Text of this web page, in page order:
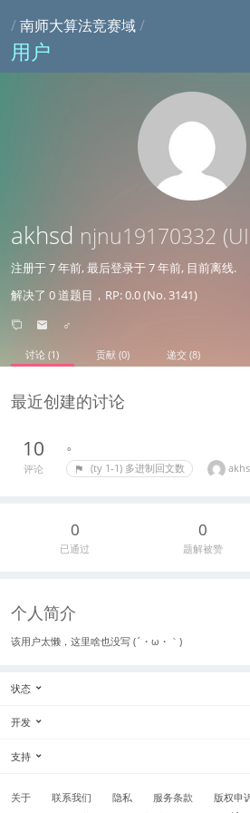
/南师大算法竞赛域/
用户
akhsd njnu19170332
注册于7 年前, 最后登录于7 年前, 目前离线.
解决了 0 道题目，RP: 0.0 (No. 3141)
♂
讨论 (1) 贡献 (0) 递交 (8)
最近创建的讨论
10
评论
。
(ty 1-1) 多进制回文数
0
已通过
0
题解被赞
个人简介
该用户太懒，这里啥也没写 (´・ω・｀)
状态
开发
支持
关于 联系我们 隐私 服务条款 版权申